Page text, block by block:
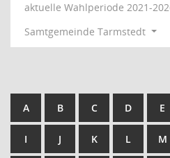
aktuelle Wahlperiode 2021-
Samtgemeinde Tarmstedt
A B C D E
I J K L M